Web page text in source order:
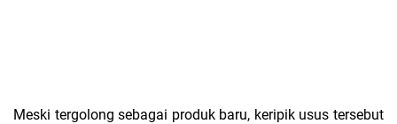
Meski tergolong sebagai produk baru, keripik usus tersebut